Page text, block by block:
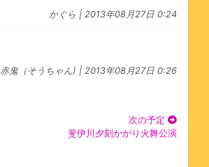
かぐら | 2013年08月27日 0:24
赤鬼（そうちゃん) | 2013年08月27日 0:26
次の予定
斐伊川夕刻かがり火舞公演